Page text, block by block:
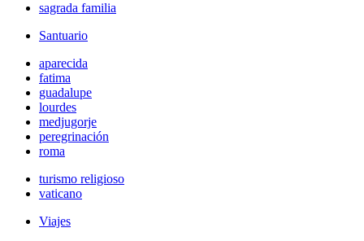
sagrada familia
Santuario
aparecida
fatima
guadalupe
lourdes
medjugorje
peregrinación
roma
turismo religioso
vaticano
Viajes